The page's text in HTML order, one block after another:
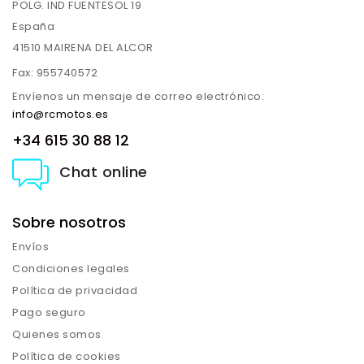
POLG. IND FUENTESOL 19
España
41510 MAIRENA DEL ALCOR
Fax: 955740572
Envíenos un mensaje de correo electrónico:
info@rcmotos.es
+34 615 30 88 12
Chat online
Sobre nosotros
Envíos
Condiciones legales
Política de privacidad
Pago seguro
Quienes somos
Política de cookies